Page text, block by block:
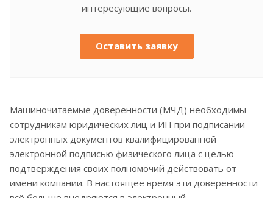
интересующие вопросы.
Оставить заявку
Машиночитаемые доверенности (МЧД) необходимы
сотрудникам юридических лиц и ИП при подписании
электронных документов квалифицированной
электронной подписью физического лица с целью
подтверждения своих полномочий действовать от
имени компании. В настоящее время эти доверенности